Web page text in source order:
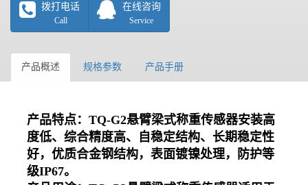
拨打电话
Call
在线咨询
Service
产品概述 规格参数 产品手册
产品特点：TQ-G2悬臂梁式称重传感器安装高
度低、综合精度高、自稳定结构、长期稳定性
好，优质合金钢结构，表面镀镍处理，防护等
级IP67。